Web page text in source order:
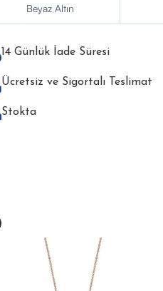
Beyaz Altın
14 Günlük İade Süresi
Ücretsiz ve Sigortalı Teslimat
Stokta